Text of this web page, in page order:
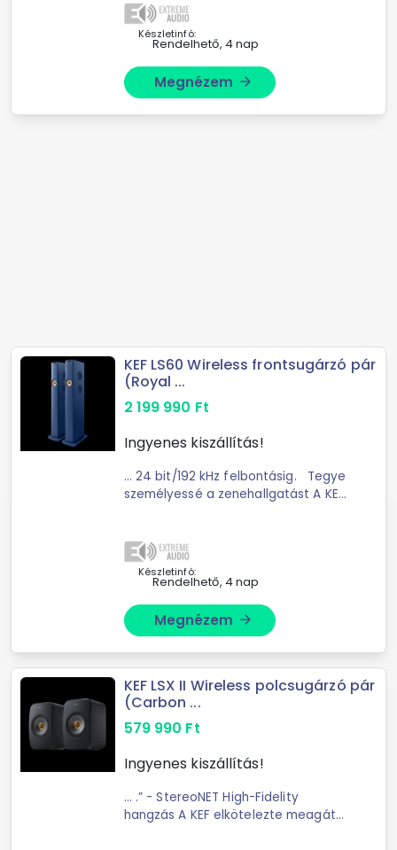
finomhangolhatja LS60 Wireless
hangszóróját ...
Készletinfó:
Rendelhető, 4 nap
Megnézem arrow_forward
KEF LS60 Wireless frontsugárzó pár
(Royal ...
2 199 990 Ft
Ingyenes kiszállítás!
... 24 bit/192 kHz felbontásig. Tegye
személyessé a zenehallgatást A KEF
finomhangolhatja LS60 Wireless
hangszóróját ...
Készletinfó:
Rendelhető, 4 nap
Megnézem arrow_forward
KEF LSX II Wireless polcsugárzó pár
(Carbon ...
579 990 Ft
Ingyenes kiszállítás!
... .” - StereoNET High-Fidelity
hangzás A KEF elkötelezte meagát